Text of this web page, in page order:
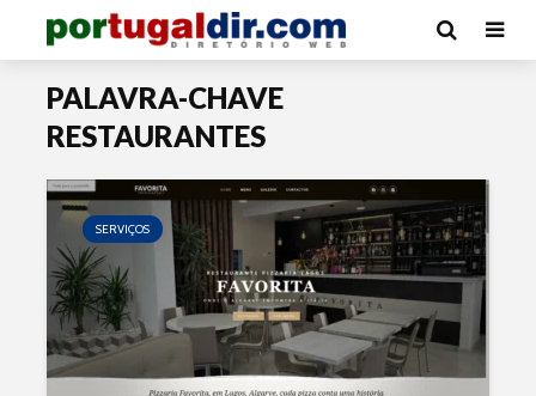
PALAVRA-CHAVE
RESTAURANTES
SERVIÇOS